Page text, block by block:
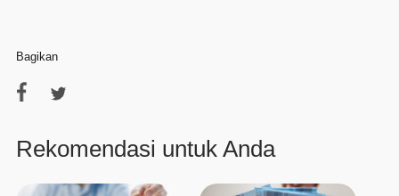
Bagikan
Rekomendasi untuk Anda